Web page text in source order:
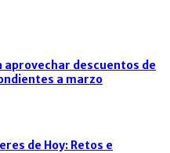
aprovechar descuentos de
a marzo
de Hoy: Retos e